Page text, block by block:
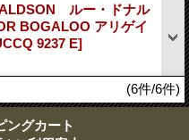
ルー・ドナル
BOGALOO アリゲイ
9237 E]
(6件/6件)
ングカート